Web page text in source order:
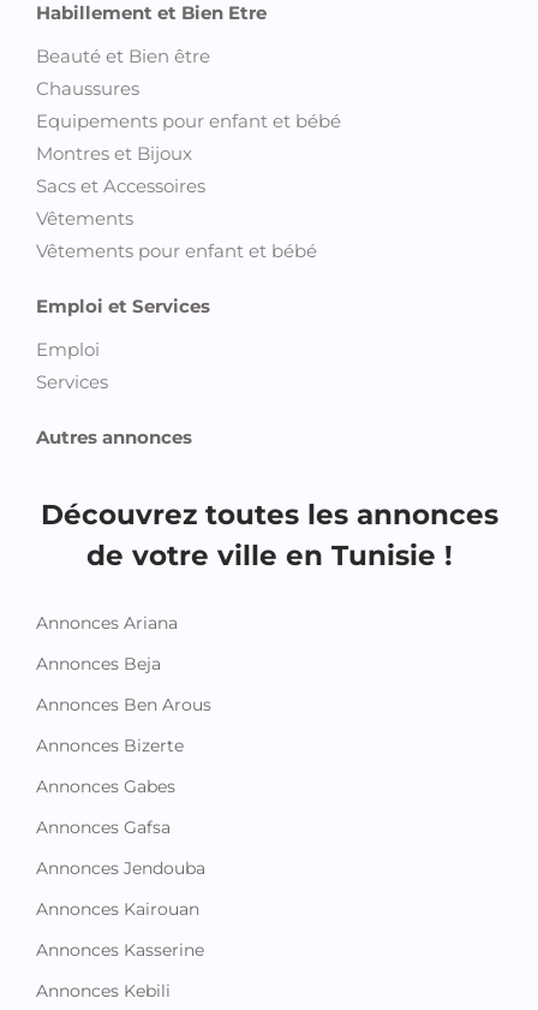
Habillement et Bien Etre
Beauté et Bien être
Chaussures
Equipements pour enfant et bébé
Montres et Bijoux
Sacs et Accessoires
Vêtements
Vêtements pour enfant et bébé
Emploi et Services
Emploi
Services
Autres annonces
Découvrez toutes les annonces
de votre ville en Tunisie !
Annonces Ariana
Annonces Beja
Annonces Ben Arous
Annonces Bizerte
Annonces Gabes
Annonces Gafsa
Annonces Jendouba
Annonces Kairouan
Annonces Kasserine
Annonces Kebili